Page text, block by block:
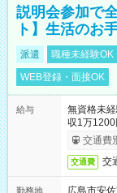
説明会参加で
ト】生活のお
派遣 職種未経験OK
WEB登録・面接OK
給与
無資格未
収1万
交通費
交通費 交
勤務地
広島市安